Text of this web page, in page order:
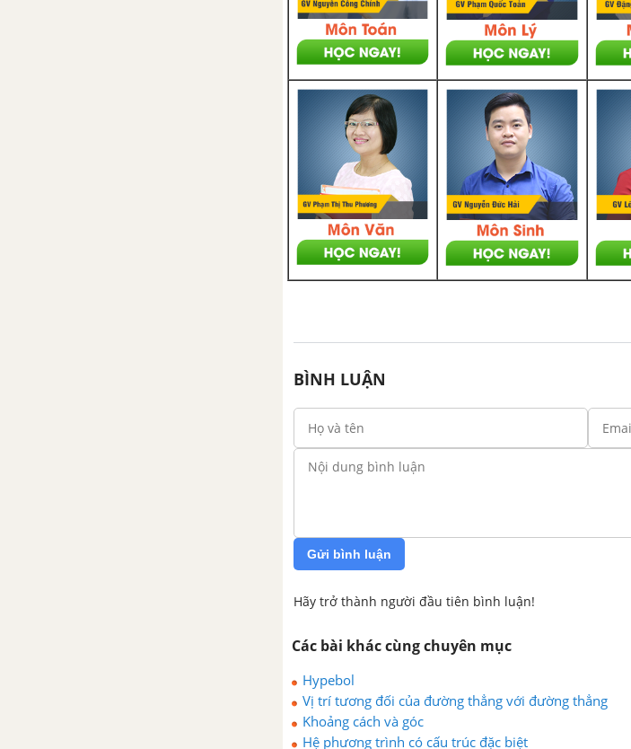
BÌNH LUẬN
Gửi bình luận
Hãy trở thành người đầu tiên bình luận!
Các bài khác cùng chuyên mục
Hypebol
Vị trí tương đối của đường thẳng với đường thẳng
Khoảng cách và góc
Hệ phương trình có cấu trúc đặc biệt